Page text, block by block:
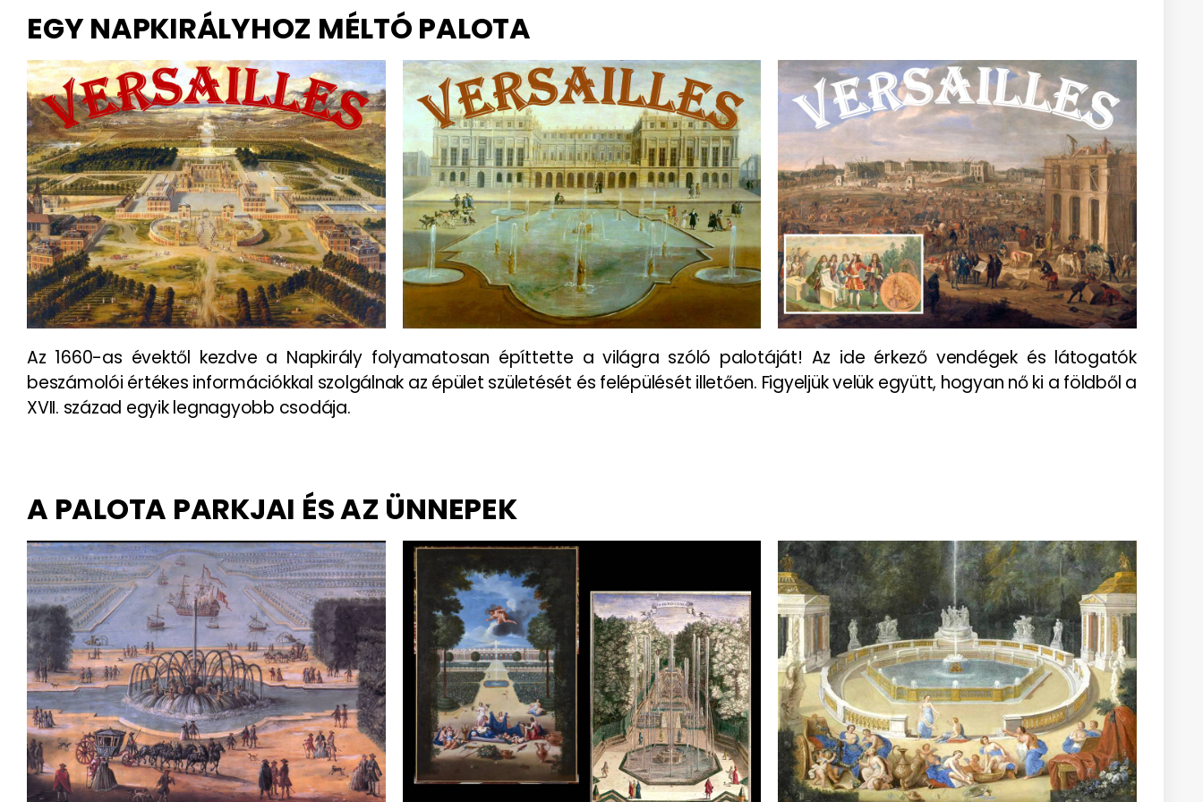
EGY NAPKIRÁLYHOZ MÉLTÓ PALOTA
Az 1660-as évektől kezdve a Napkirály folyamatosan építtette a világra szóló palotáját! Az ide érkező vendégek és látogatók
beszámolói értékes információkkal szolgálnak az épület születését és felépülését illetően. Figyeljük velük együtt, hogyan nő ki a földből a
XVII. század egyik legnagyobb csodája.
A PALOTA PARKJAI ÉS AZ ÜNNEPEK